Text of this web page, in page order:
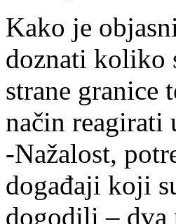
Kako je
doznati koliko
strane
način reagirati
-Nažalost,
događaji koji
dogodili – dva